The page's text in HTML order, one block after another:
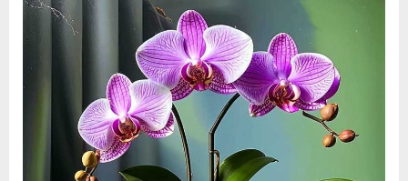
Posted
on
2
июля
2025
By
admin
Комментариев
записи
Как
избежать
распространения
болезней
в
нет